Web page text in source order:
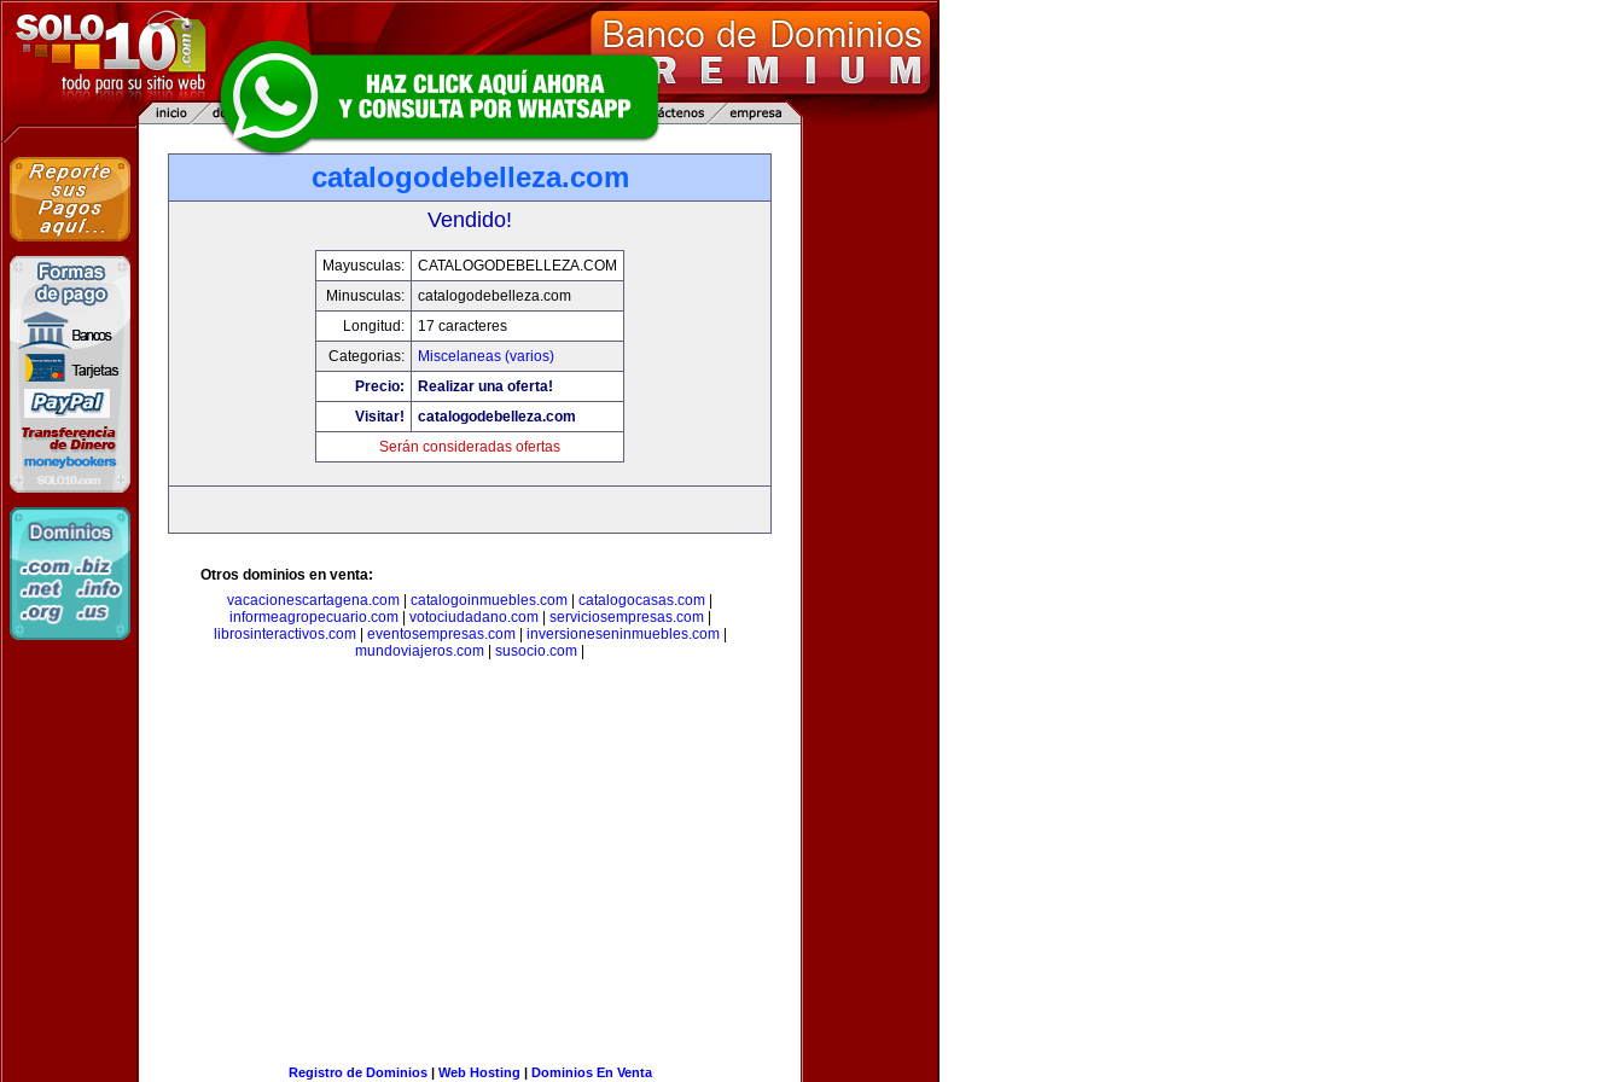
catalogodebelleza.com
Vendido!
Mayusculas:
CATALOGODEBELLEZA.COM
Minusculas:
catalogodebelleza.com
Longitud:
17 caracteres
Categorias:
Miscelaneas (varios)
Precio:
Realizar una oferta!
Visitar!
catalogodebelleza.com
Serán consideradas ofertas
Otros dominios en venta:
vacacionescartagena.com
catalogoinmuebles.com catalogocasas.com
informeagropecuario.com| votociudadano.com| serviciosempresas.com|
librosinteractivos.com| eventosempresas.com| inversioneseninmuebles.com|
mundoviajeros.com
susocio.com
Registro de Dominios| Web Hosting | Dominios En Venta